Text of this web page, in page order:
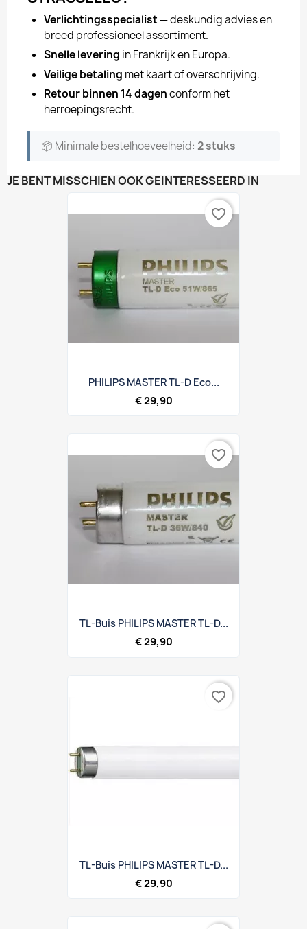
Verlichtingsspecialist — deskundig advies en
breed professioneel assortiment.
Snelle levering in Frankrijk en Europa.
Veilige betaling met kaart of overschrijving.
Retour binnen 14 dagenconform het
herroepingsrecht.
📦 Minimale bestelhoeveelheid: 2 stuks
JE BENT MISSCHIEN OOK GEÏNTERESSEERD IN
PHILIPS MASTER TL-D Eco...
€ 29,90
favorite_border
TL-Buis PHILIPS MASTER TL-D...
€ 29,90
favorite_border
TL-Buis PHILIPS MASTER TL-D...
€ 29,90
favorite_border